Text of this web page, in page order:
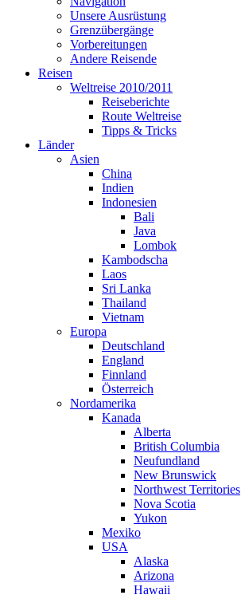
Unsere Ausrüstung
Grenzübergänge
Vorbereitungen
Andere Reisende
Reisen
Weltreise 2010/2011
Reiseberichte
Route Weltreise
Tipps & Tricks
Länder
Asien
China
Indien
Indonesien
Bali
Java
Lombok
Kambodscha
Laos
Sri Lanka
Thailand
Vietnam
Europa
Deutschland
England
Finnland
Österreich
Nordamerika
Kanada
Alberta
British Columbia
Neufundland
New Brunswick
Northwest Territories
Nova Scotia
Yukon
Mexiko
USA
Alaska
Arizona
Hawaii